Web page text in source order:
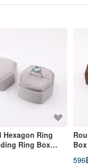
hall.
Hexagon Ring
Ring Box
596